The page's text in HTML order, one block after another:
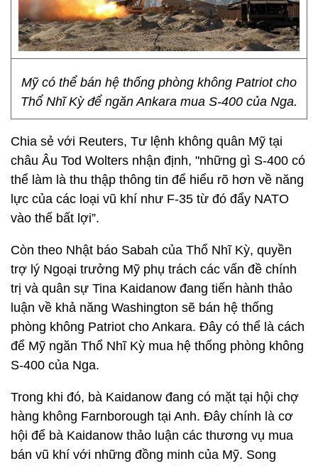
Mỹ có thể bán hệ thống phòng không Patriot cho
Thổ Nhĩ Kỳ để ngăn Ankara mua S-400 của Nga.
Chia sẻ với Reuters, Tư lệnh không quân Mỹ tại
châu Âu Tod Wolters nhận định, "những gì S-400 có
thể làm là thu thập thông tin để hiểu rõ hơn về năng
lực của các loại vũ khí như F-35 từ đó đẩy NATO
vào thế bất lợi”.
Còn theo Nhật báo Sabah của Thổ Nhĩ Kỳ, quyền
trợ lý Ngoại trưởng Mỹ phụ trách các vấn đề chính
trị và quân sự Tina Kaidanow đang tiến hành thảo
luận về khả năng Washington sẽ bán hệ thống
phòng không Patriot cho Ankara. Đây có thể là cách
để Mỹ ngăn Thổ Nhĩ Kỳ mua hệ thống phòng không
S-400 của Nga.
Trong khi đó, bà Kaidanow đang có mặt tại hội chợ
hàng không Farnborough tại Anh. Đây chính là cơ
hội để bà Kaidanow thảo luận các thương vụ mua
bán vũ khí với những đồng minh của Mỹ. Song